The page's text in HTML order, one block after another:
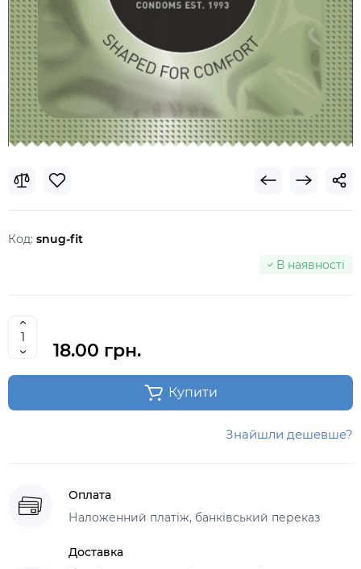
Код: snug-fit
В наявності
18.00 грн.
Купити
Знайшли дешевше?
Оплата
Наложенний платіж, банківський переказ
Доставка